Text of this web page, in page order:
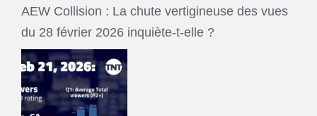
AEW Collision : La chute vertigineuse des vues
du 28 février 2026 inquiète-t-elle ?